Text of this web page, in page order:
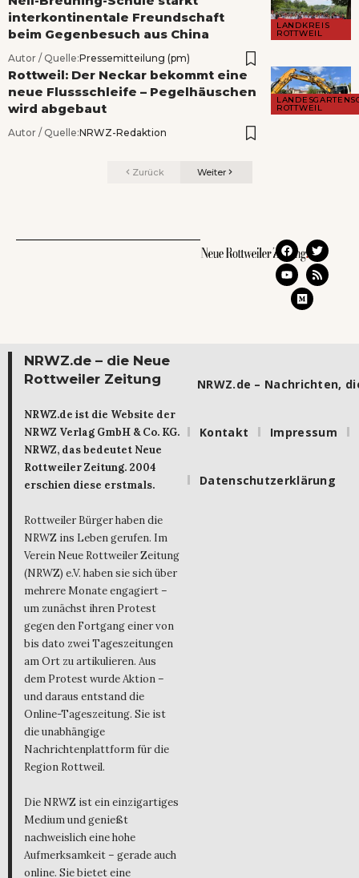
LANDKREIS
ROTTWEIL
interkontinentale Freundschaft
beim Gegenbesuch aus China
Autor / Quelle:Pressemitteilung (pm)
ROTTWEIL
Rottweil: Der Neckar bekommt eine
neue Flussschleife – Pegelhäuschen
wird abgebaut
Autor / Quelle:NRWZ-Redaktion
Zurück Weiter
NRWZ.de – die Neue
Rottweiler Zeitung
NRWZ.de ist die Website der
NRWZ Verlag GmbH & Co. KG.
NRWZ, das bedeutet Neue
Rottweiler Zeitung. 2004
erschien diese erstmals.
Rottweiler Bürger haben die
NRWZ ins Leben gerufen. Im
Verein Neue Rottweiler Zeitung
(NRWZ) e.V. haben sie sich über
mehrere Monate engagiert –
um zunächst ihren Protest
gegen den Fortgang einer von
bis dato zwei Tageszeitungen
am Ort zu artikulieren. Aus
dem Protest wurde Aktion –
und daraus entstand die
Online-Tageszeitung. Sie ist
die unabhängige
Nachrichtenplattform für die
Region Rottweil.
Die NRWZ ist ein einzigartiges
Medium und genießt
nachweislich eine hohe
Aufmerksamkeit – gerade auch
online. Sie bietet eine
NRWZ.de – Nachrichten,
Kontakt Impressum
Datenschutzerklärung